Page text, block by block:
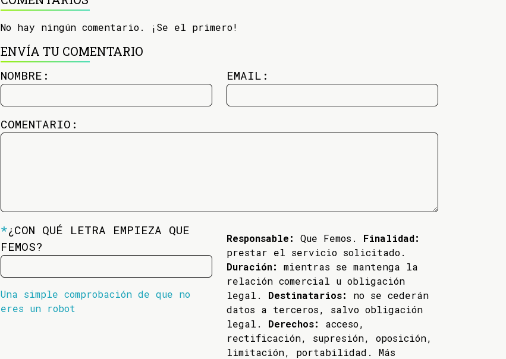
No hay ningún comentario. ¡Se el primero!
ENVÍA TU COMENTARIO
NOMBRE: EMAIL:
COMENTARIO:
*¿CON QUÉ LETRA EMPIEZA QUE
FEMOS?
Una simple comprobación de que no
eres un robot
Responsable: Que Femos. Finalidad:
prestar el servicio solicitado.
Duración:
mientras se mantenga la
relación comercial u obligación
legal. Destinatarios:
no se cederán
datos a terceros, salvo obligación
legal. Derechos:
acceso,
rectificación, supresión, oposición,
limitación, portabilidad. Más